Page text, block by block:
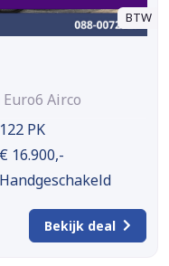
BTW
Airco
122 PK
€ 16.900,-
Handgeschakeld
Bekijk deal